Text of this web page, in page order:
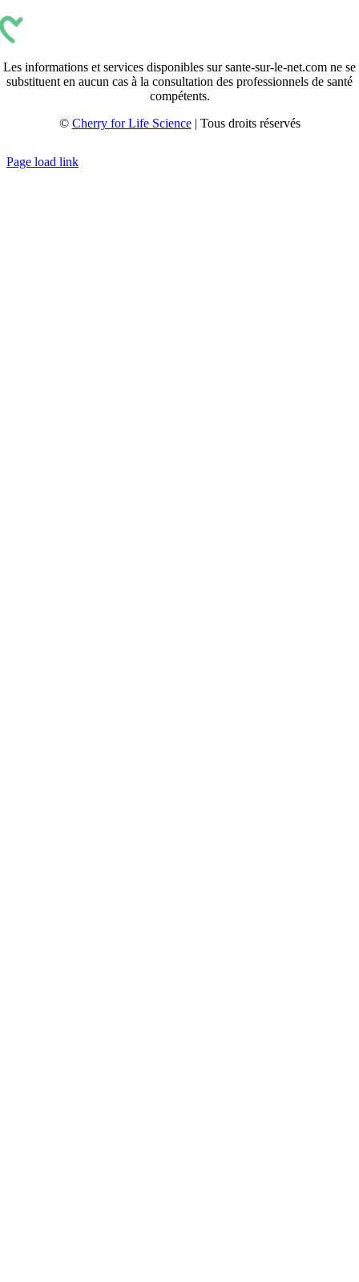
Les informations et services disponibles sur sante-sur-le-net.com ne se
substituent en aucun cas à la consultation des professionnels de santé
compétents.
© Cherry for Life Science| Tous droits réservés
Page load link